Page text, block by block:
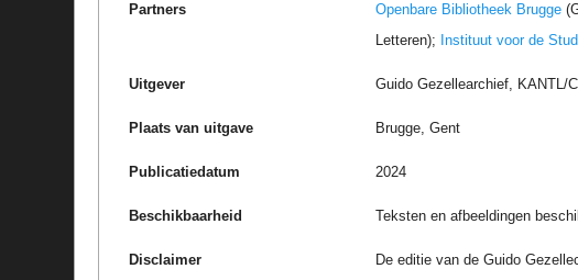
Partners Openbare Bibliotheek Brugge
Letteren); Instituut voor de
Uitgever Guido Gezellearchief, KANTL/
Plaats van uitgave Brugge, Gent
Publicatiedatum 2024
Beschikbaarheid Teksten en afbeeldingen
Disclaimer
De editie van de Guido